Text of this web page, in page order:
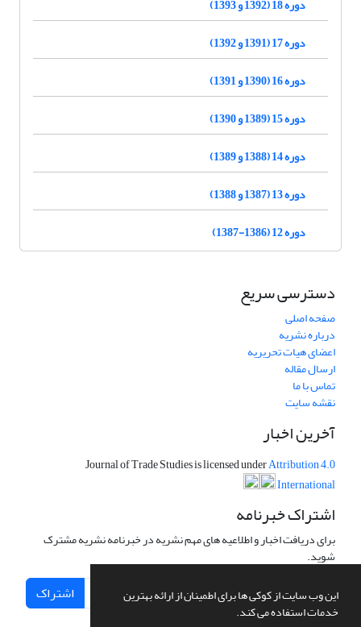
این وب سایت از کوکی ها برای اطمینان از ارائه بهترین
خدمات استفاده می کند.
دوره 18 (1392 و 1393)
دوره 17 (1391 و 1392)
دوره 16 (1390 و 1391)
دوره 15 (1389 و 1390)
دوره 14 (1388 و 1389)
دوره 13 (1387 و 1388)
دوره 12 (1386-1387)
دسترسی سریع
صفحه اصلی
درباره نشریه
اعضای هیات تحریریه
ارسال مقاله
تماس با ما
نقشه سایت
آخرین اخبار
Journal of Trade Studies is licensed underAttribution 4.0
International
اشتراک خبرنامه
برای دریافت اخبار و اطلاعیه های مهم نشریه در خبرنامه نشریه مشترک
شوید.
اشتراک